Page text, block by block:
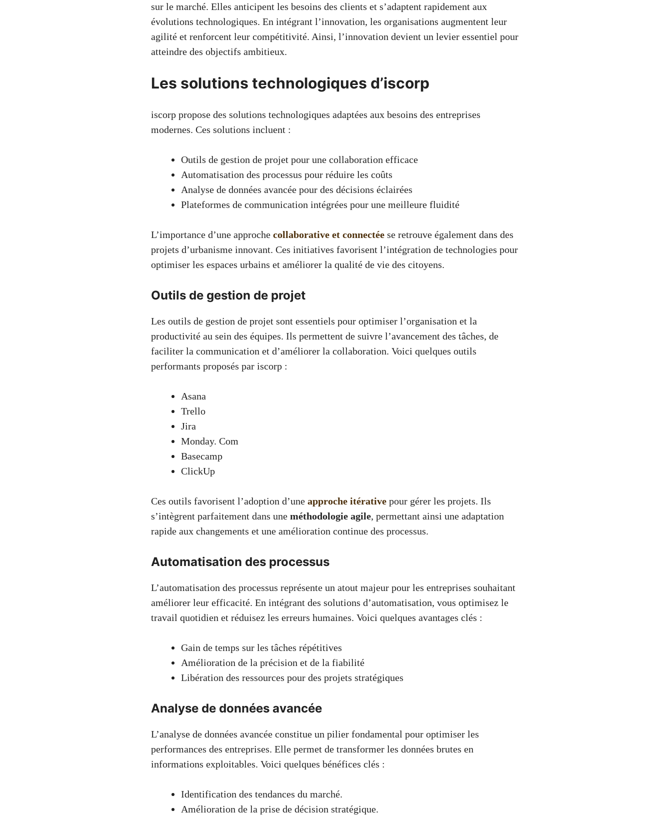
sur le marché. Elles anticipent les besoins des clients et s’adaptent rapidement aux
évolutions technologiques. En intégrant l’innovation, les organisations augmentent leur
agilité et renforcent leur compétitivité. Ainsi, l’innovation devient un levier essentiel pour
atteindre des objectifs ambitieux.
Les solutions technologiques d’iscorp
iscorp propose des solutions technologiques adaptées aux besoins des entreprises
modernes. Ces solutions incluent :
Outils de gestion de projet pour une collaboration efficace
Automatisation des processus pour réduire les coûts
Analyse de données avancée pour des décisions éclairées
Plateformes de communication intégrées pour une meilleure fluidité
L’importance d’une approche collaborative et connectée se retrouve également dans des
projets d’urbanisme innovant. Ces initiatives favorisent l’intégration de technologies pour
optimiser les espaces urbains et améliorer la qualité de vie des citoyens.
Outils de gestion de projet
Les outils de gestion de projet sont essentiels pour optimiser l’organisation et la
productivité au sein des équipes. Ils permettent de suivre l’avancement des tâches, de
faciliter la communication et d’améliorer la collaboration. Voici quelques outils
performants proposés par iscorp :
Asana
Trello
Jira
Monday. Com
Basecamp
ClickUp
Ces outils favorisent l’adoption d’une approche itérative pour gérer les projets. Ils
s’intègrent parfaitement dans une méthodologie agile, permettant ainsi une adaptation
rapide aux changements et une amélioration continue des processus.
Automatisation des processus
L’automatisation des processus représente un atout majeur pour les entreprises souhaitant
améliorer leur efficacité. En intégrant des solutions d’automatisation, vous optimisez le
travail quotidien et réduisez les erreurs humaines. Voici quelques avantages clés :
Gain de temps sur les tâches répétitives
Amélioration de la précision et de la fiabilité
Libération des ressources pour des projets stratégiques
Analyse de données avancée
L’analyse de données avancée constitue un pilier fondamental pour optimiser les
performances des entreprises. Elle permet de transformer les données brutes en
informations exploitables. Voici quelques bénéfices clés :
Identification des tendances du marché.
Amélioration de la prise de décision stratégique.